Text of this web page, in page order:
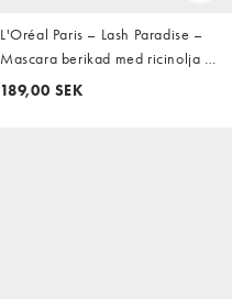
L'Oréal Paris – Lash Paradise –
Mascara berikad med ricinolja -
Black
189,00 SEK